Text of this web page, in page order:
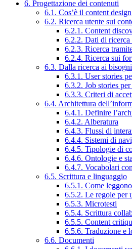
6. Progettazione dei contenuti
6.1. Cos’è il content design
6.2. Ricerca utente sui
6.2.1. Content
6.2.2. Dati di
6.2.3. Ricerca
6.2.4. Ricerca sui
6.3. Dalla ricerca ai
6.3.1. User stories
6.3.2. Job stories
6.3.3. Criteri di
6.4. Architettura
6.4.1. Definire
6.4.2. Alberatura
6.4.3. Flussi di
6.4.4. Sistemi di
6.4.5. Tipologie di
6.4.6. Ontologie e
6.4.7. Vocabolari
6.5. Scrittura e linguaggio
6.5.1. Come
6.5.2. Le regole per
6.5.3. Microtesti
6.5.4. Scrittura
6.5.5. Content
6.5.6. Traduzione e
6.6. Documenti